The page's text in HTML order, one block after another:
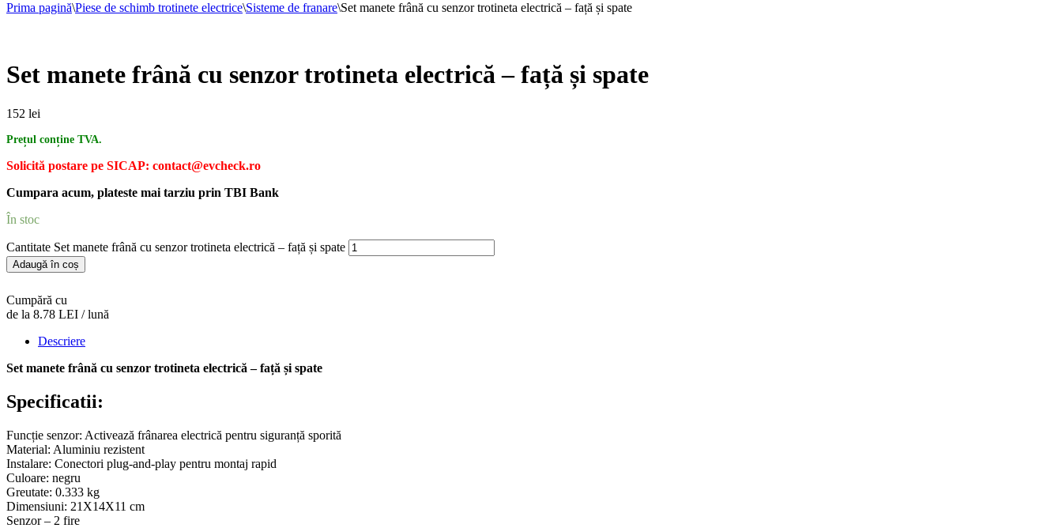
Prima pagină\Piese de schimb trotinete electrice\Sisteme de franare\Set manete frână cu senzor trotineta electrică – față și spate
Set manete frână cu senzor trotineta electrică – față și spate
152 lei
Prețul conține TVA.
Solicită postare pe SICAP: contact@evcheck.ro
Cumpara acum, plateste mai tarziu prin TBI Bank
În stoc
Cantitate Set manete frână cu senzor trotineta electrică – față și spate
Adaugă în coș
Cumpără cu
de la 8.78 LEI / lună
Descriere
Set manete frână cu senzor trotineta electrică – față și spate
Specificatii:
Funcție senzor: Activează frânarea electrică pentru siguranță sporită
Material: Aluminiu rezistent
Instalare: Conectori plug-and-play pentru montaj rapid
Culoare: negru
Greutate: 0.333 kg
Dimensiuni: 21X14X11 cm
Senzor – 2 fire